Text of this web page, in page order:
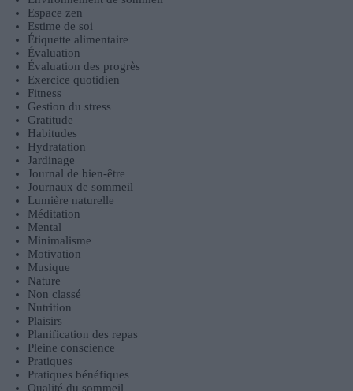
Espace zen
Estime de soi
Étiquette alimentaire
Évaluation
Évaluation des progrès
Exercice quotidien
Fitness
Gestion du stress
Gratitude
Habitudes
Hydratation
Jardinage
Journal de bien-être
Journaux de sommeil
Lumière naturelle
Méditation
Mental
Minimalisme
Motivation
Musique
Nature
Non classé
Nutrition
Plaisirs
Planification des repas
Pleine conscience
Pratiques
Pratiques bénéfiques
Qualité du sommeil